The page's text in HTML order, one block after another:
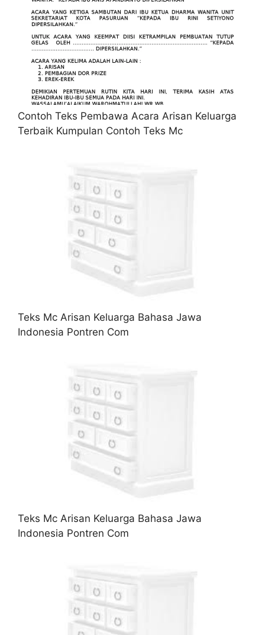
Contoh Teks Pembawa Acara Arisan Keluarga
Terbaik Kumpulan Contoh Teks Mc
Teks Mc Arisan Keluarga Bahasa Jawa
Indonesia Pontren Com
Teks Mc Arisan Keluarga Bahasa Jawa
Indonesia Pontren Com